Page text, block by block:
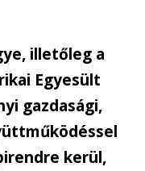
illetőleg a
Egyesült
gazdasági,
kerül,